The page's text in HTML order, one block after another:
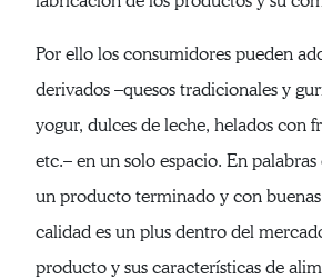
Por ello los consumidores pueden
derivados –quesos tradicionales y
yogur, dulces de leche, helados con
etc.– en un solo espacio. En
un producto terminado y con
calidad es un plus dentro del
producto y sus características de